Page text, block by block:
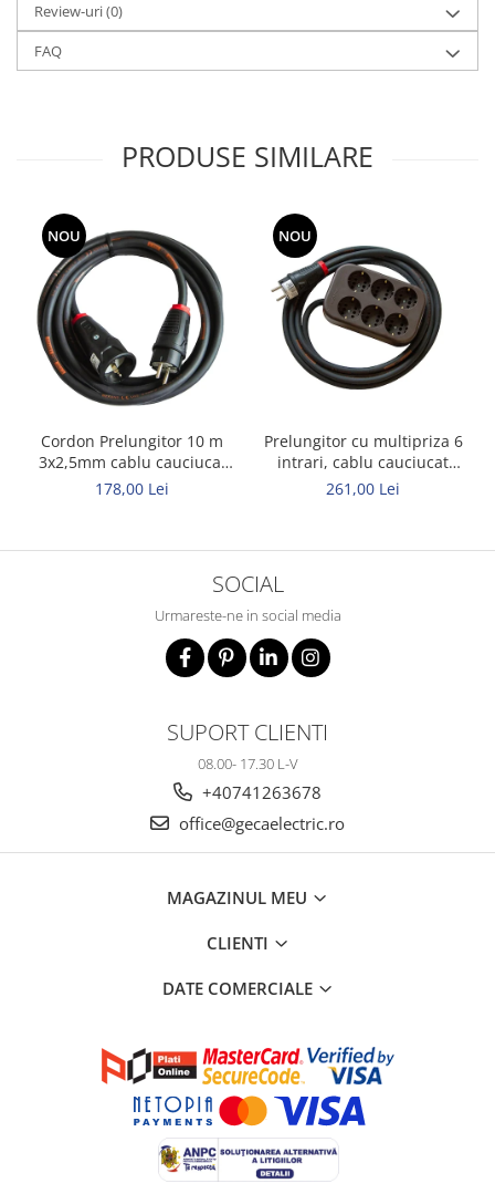
Review-uri(0)
FAQ
PRODUSE SIMILARE
NOU
Cordon Prelungitor 10 m
3x2,5mm cablu cauciucat
Titanex
178,00 Lei
NOU
Prelungitor cu multipriza 6
intrari, cablu cauciucat
Titanex 10m 3x2,5mm
261,00 Lei
SOCIAL
Urmareste-ne in social media
SUPORT CLIENTI
08.00- 17.30 L-V
+40741263678
office@gecaelectric.ro
MAGAZINUL MEU
CLIENTI
DATE COMERCIALE